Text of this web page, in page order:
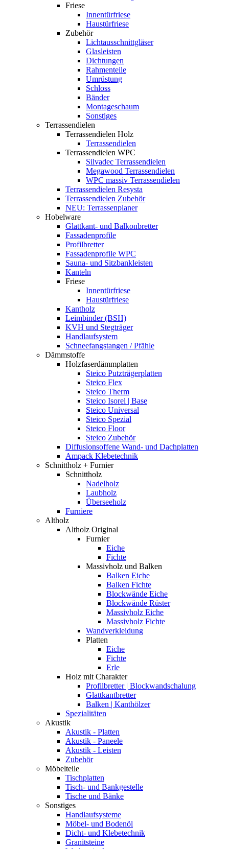
Friese
Innentürfriese
Haustürfriese
Zubehör
Lichtausschnittgläser
Glasleisten
Dichtungen
Rahmenteile
Umrüstung
Schloss
Bänder
Montageschaum
Sonstiges
Terrassendielen
Terrassendielen Holz
Terrassendielen
Terrassendielen WPC
Silvadec Terrassendielen
Megawood Terrassendielen
WPC massiv Terrassendielen
Terrassendielen Resysta
Terrassendielen Zubehör
NEU: Terrassenplaner
Hobelware
Glattkant- und Balkonbretter
Fassadenprofile
Profilbretter
Fassadenprofile WPC
Sauna- und Sitzbankleisten
Kanteln
Friese
Innentürfriese
Haustürfriese
Kantholz
Leimbinder (BSH)
KVH und Stegträger
Handlaufsystem
Schneefangstangen / Pfähle
Dämmstoffe
Holzfaserdämmplatten
Steico Putzträgerplatten
Steico Flex
Steico Therm
Steico Isorel | Base
Steico Universal
Steico Spezial
Steico Floor
Steico Zubehör
Diffusionsoffene Wand- und Dachplatten
Ampack Klebetechnik
Schnittholz + Furnier
Schnittholz
Nadelholz
Laubholz
Überseeholz
Furniere
Altholz
Altholz Original
Furnier
Eiche
Fichte
Massivholz und Balken
Balken Eiche
Balken Fichte
Blockwände Eiche
Blockwände Rüster
Massivholz Eiche
Massivholz Fichte
Wandverkleidung
Platten
Eiche
Fichte
Erle
Holz mit Charakter
Profilbretter | Blockwandschalung
Glattkantbretter
Balken | Kanthölzer
Spezialitäten
Akustik
Akustik - Platten
Akustik - Paneele
Akustik - Leisten
Zubehör
Möbelteile
Tischplatten
Tisch- und Bankgestelle
Tische und Bänke
Sonstiges
Handlaufsysteme
Möbel- und Bodenöl
Dicht- und Klebetechnik
Granitsteine